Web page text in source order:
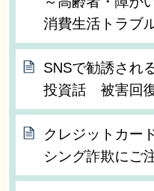
消費生活トラブ
SNSで勧誘され
投資話 被害回
クレジットカー
シング詐欺にご